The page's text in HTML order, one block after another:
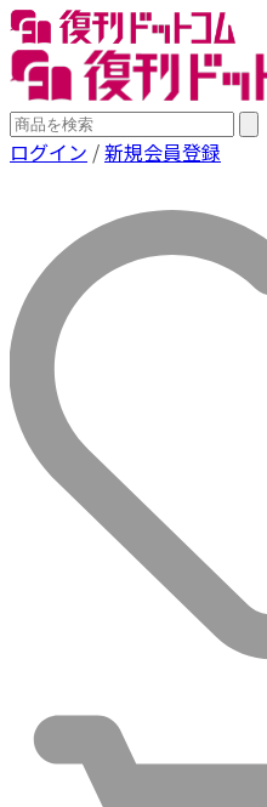
ログイン /新規会員登録